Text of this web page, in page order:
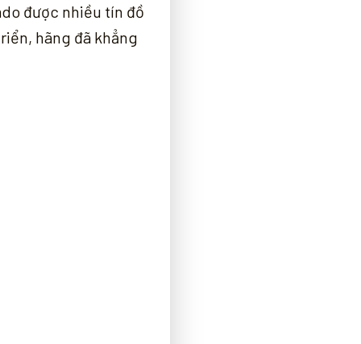
được nhiều tín đồ
hãng đã khẳng